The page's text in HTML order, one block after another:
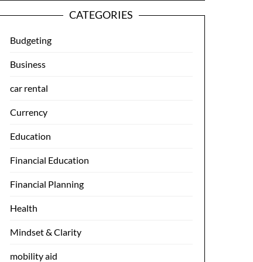
CATEGORIES
Budgeting
Business
car rental
Currency
Education
Financial Education
Financial Planning
Health
Mindset & Clarity
mobility aid